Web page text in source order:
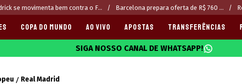
se movimenta bem contra o F... Barcelona prepara oferta de R$ 760 ...
2025
COPA DO MUNDO AO VIVO APOSTAS TRANSFERÊNCIAS
SIGA NOSSO CANAL DE WHATSAPP!
Real Madrid